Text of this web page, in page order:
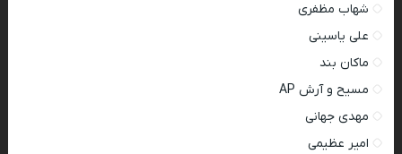
شهاب مظفری
علی یاسینی
ماکان بند
مسیح و آرش AP
مهدی جهانی
امیر عظیمی